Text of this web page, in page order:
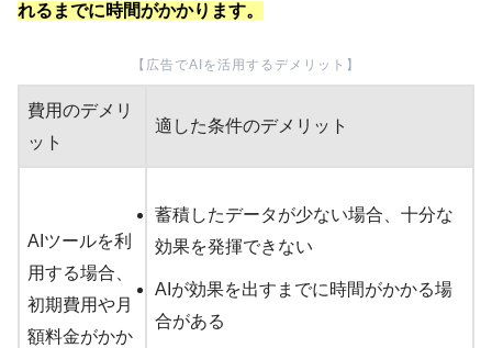
れるまでに時間がかかります。
【広告でAIを活用するデメリット】
費用のデメリ
ット
適した条件のデメリット
AIツールを利
用する場合、
初期費用や月
額料金がかか
蓄積したデータが少ない場合、十分な
効果を発揮できない
AIが効果を出すまでに時間がかかる場
合がある